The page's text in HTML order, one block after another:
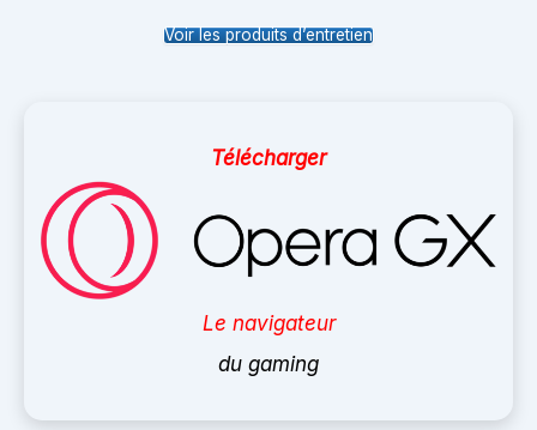
Voir les produits d’entretien
Télécharger
Le navigateur
du gaming